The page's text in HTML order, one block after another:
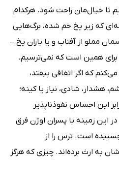
تا خیال‌مان راحت شود. هر‌کدام
که زیر یخ خم شده، برگ‌هایی
مملو از آفتاب و یا باران یخ‌ –
همین است که نمی‌ترسیم.
که اگر اتفاقی بیفتد،
هشدار، شادی، نیاز یا کینه؛
این احساس نفوذ‌ناپذیر
این زمینه با پسران اوژن فرق
است. ترس را از
به ارث برده‌اند. چیزی که هرگز